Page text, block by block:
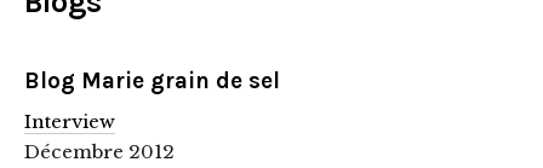
Blog Marie grain de sel
Interview
Décembre 2012